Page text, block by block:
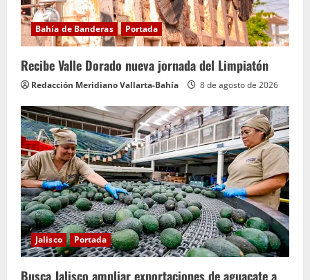
Bahía de Banderas Portada
Recibe Valle Dorado nueva jornada del Limpiatón
Redacción Meridiano Vallarta-Bahía 8 de agosto de 2026
Jalisco Portada
Busca Jalisco ampliar exportaciones de aguacate a